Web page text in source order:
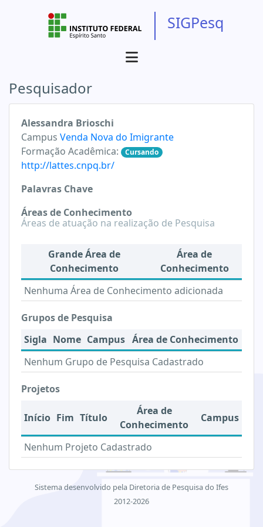
SIGPesq
Pesquisador
Alessandra Brioschi
Campus Venda Nova do Imigrante
Formação Acadêmica:
Cursando
http://lattes.cnpq.br/
Palavras Chave
Áreas de Conhecimento
Áreas de atuação na realização de Pesquisa
Grande Área de
Conhecimento
Área de
Conhecimento
Nenhuma Área de Conhecimento adicionada
Grupos de Pesquisa
Sigla Nome Campus Área de Conhecimento
Nenhum Grupo de Pesquisa Cadastrado
Projetos
Início Fim Título
Área de
Conhecimento
Campus
Nenhum Projeto Cadastrado
Sistema desenvolvido pela Diretoria de Pesquisa do Ifes
2012-2026